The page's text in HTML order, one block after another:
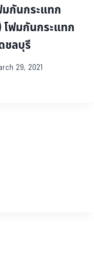
มกันกระแทก
โฟมกันกระแทก
ชลบุรี
29, 2021